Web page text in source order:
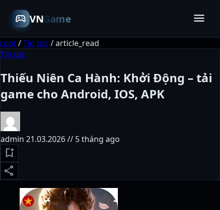
sports_esports VNGame menu
root/Tin tức /article_read
Tin tức
Thiếu Niên Ca Hành: Khởi Động – tải
game cho Android, IOS, APK
admin 21.03.2026 // 5 tháng ago
bookmark_add
share